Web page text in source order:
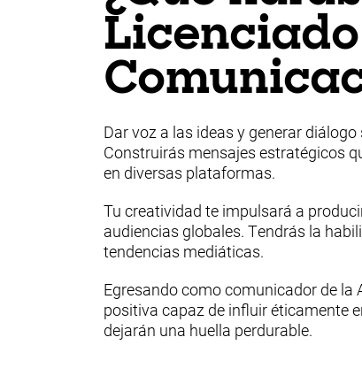
Dar voz a las ideas y generar
Construirás mensajes estratégicos
en diversas plataformas.
Tu creatividad te impulsará a
audiencias globales. Tendrás la
tendencias mediáticas.
Egresando como comunicador de la
positiva capaz de influir éticamente
dejarán una huella perdurable.